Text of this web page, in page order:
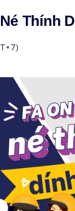
Thính